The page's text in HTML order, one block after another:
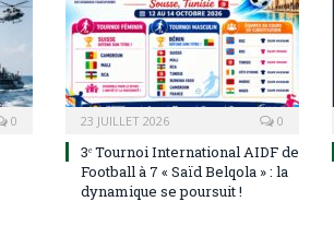
0 23 JUILLET 2026 0
3ᵉ Tournoi International AIDF de
Football à 7 « Saïd Belqola » : la
dynamique se poursuit !